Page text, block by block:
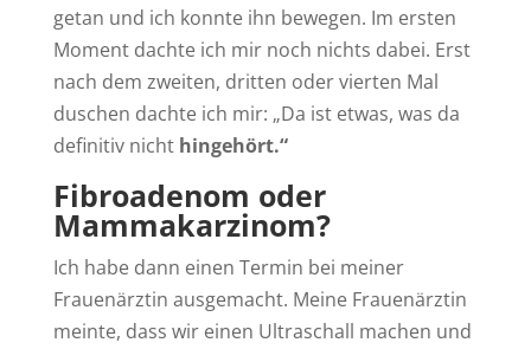
getan und ich konnte ihn bewegen. Im ersten
Moment dachte ich mir noch nichts dabei. Erst
nach dem zweiten, dritten oder vierten Mal
duschen dachte ich mir: „Da ist etwas, was da
definitiv nicht hingehört.“
Fibroadenom oder
Mammakarzinom?
Ich habe dann einen Termin bei meiner
Frauenärztin ausgemacht. Meine Frauenärztin
meinte, dass wir einen Ultraschall machen und